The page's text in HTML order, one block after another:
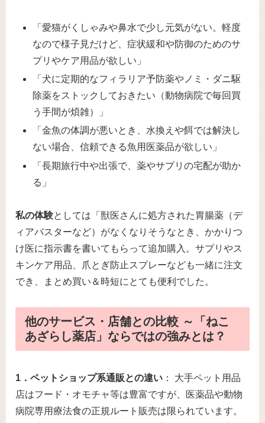
「愛猫がくしゃみや鼻水で少し元気がない。軽度
なので様子見だけど、症状緩和や防御のためのサ
プリやケア用品が欲しい」
「犬に定期的なフィラリア予防薬やノミ・ダニ駆
除薬をストックしておきたい（動物病院で毎回買
う手間が煩雑）」
「金魚の体調が悪いとき、水換えや餌では解決し
ない場合、信頼できる魚用医薬品が欲しい」
「長期旅行中や出張で、薬やサプリの宅配が助か
る」
私の体験としては「獣医さんに処方された胃腸薬（デ
ィアバスターなど）がなくなりそうなとき、かかりつ
け医に指示書を書いてもらって追加購入。サプリやス
キンケア用品、爪とぎ防止スプレーなども一緒に注文
でき、まとめ買い＆時短にとても便利でした。
他のサービス・店舗との比較 ～「ねこ
あざらし薬店」ならではの強みとは？
1．ペットショップ系通販との違い ： 大手ペット用品
店はフード・オモチャ等は豊富ですが、医薬品や動物
病院専用療法食の正規ルート販売は限られています。